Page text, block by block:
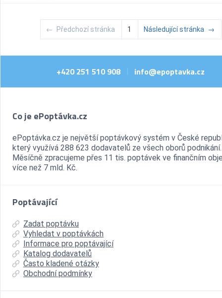
← Předchozí stránka 1 Následující stránka →
+420 251 510 908 | info@epoptavka.cz
Co je ePoptávka.cz
ePoptávka.cz je největší poptávkový systém v České
který využívá 288 623 dodavatelů ze všech oborů podnikání.
Měsíčně zpracujeme přes 11 tis. poptávek ve finančním
více než 7 mld. Kč.
Poptávající
Zadat poptávku
Vyhledat v poptávkách
Informace pro poptávající
Katalog dodavatelů
Často kladené otázky
Obchodní podmínky